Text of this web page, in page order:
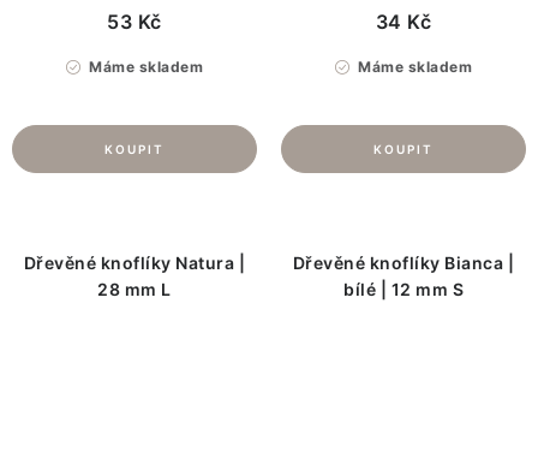
Máme skladem
53 Kč
Máme skladem
34 Kč
Dřevěné knoflíky Natura |
28 mm L
Dřevěné knoflíky Bianca |
bílé | 12 mm S